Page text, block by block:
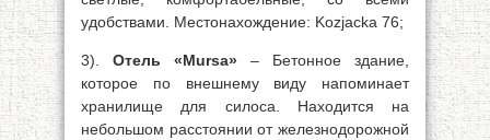
удобствами. Местонахождение: Kozjacka 76;
3). Отель «Mursa» – Бетонное здание,
которое по внешнему виду напоминает
хранилище для силоса. Находится на
небольшом расстоянии от железнодорожной